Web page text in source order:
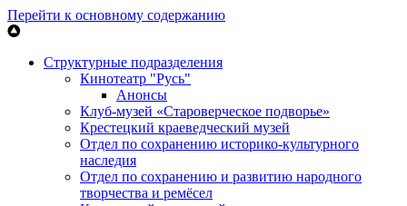
Перейти к основному содержанию
Структурные подразделения
Кинотеатр "Русь"
Анонсы
Клуб-музей «Староверческое подворье»
Крестецкий краеведческий музей
Отдел по сохранению историко-культурного
наследия
Отдел по сохранению и развитию народного
творчества и ремёсел